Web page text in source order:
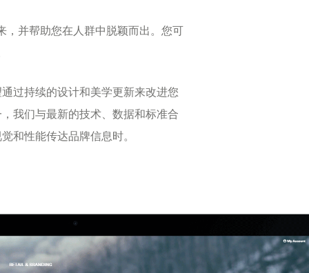
，并帮助您在人群中脱颖而出。您可
过持续的设计和美学更新来改进您
我们与最新的技术、数据和标准合
和性能传达品牌信息时。